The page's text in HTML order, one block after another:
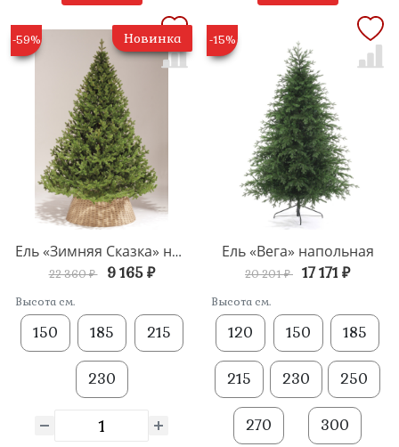
-59% Новинка
Ель «Зимняя Сказка» напольная
22 360 ₽ 9 165 ₽
Высота см.
150 185 215
230
-15%
Ель «Вега» напольная
20 201 ₽ 17 171 ₽
Высота см.
120 150 185
215 230 250
270 300